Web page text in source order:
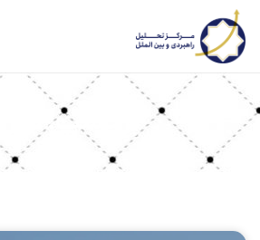
برچسب: